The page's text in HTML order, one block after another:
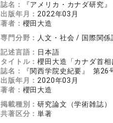
誌名：
『アメリカ・カナダ研究
出版年月： 2022年03月
著者： 櫻田大造
専門分野： 人文・社会 / 国際関係
記述言語： 日本語
タイトル：櫻田大造「カナダ首
誌名：
『関西学院史紀要』 第26
出版年月： 2020年03月
著者： 櫻田大造
掲載種別：研究論文（学術雑誌）
共著区分：単著